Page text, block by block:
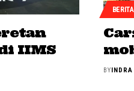
IIMS
BERITA
BY